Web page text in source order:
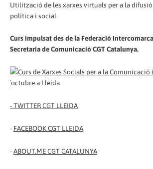
Utilització de les xarxes virtuals per a la
política i social.
Curs impulsat des de la Federació
Secretaria de Comunicació CGT Catalunya.
-TWITTER CGT LLEIDA
- FACEBOOK CGT LLEIDA
-ABOUT.ME CGT CATALUNYA